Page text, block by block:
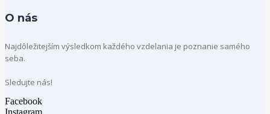
O nás
Najdôležitejším výsledkom každého vzdelania je poznanie samého
seba.
Sledujte nás!
Facebook